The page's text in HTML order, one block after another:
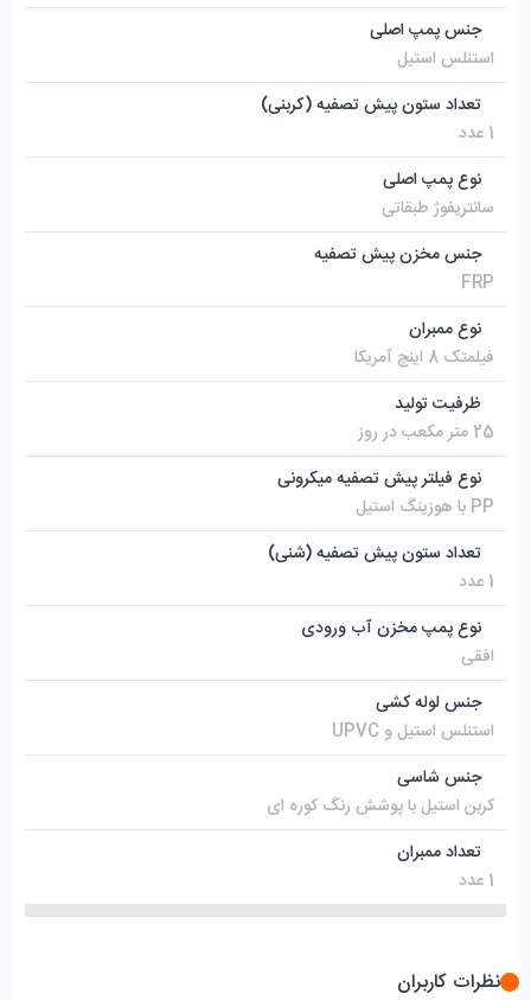
جنس پمپ اصلی
استنلس استیل
تعداد ستون پیش تصفیه (کربنی)
1 عدد
نوع پمپ اصلی
سانتریفوژ طبقاتی
جنس مخزن پیش تصفیه
FRP
نوع ممبران
فیلمتک 8 اینچ آمریکا
ظرفیت تولید
25 متر مکعب در روز
نوع فیلتر پیش تصفیه میکرونی
PP با هوزینگ استیل
تعداد ستون پیش تصفیه (شنی)
1 عدد
نوع پمپ مخزن آب ورودی
افقی
جنس لوله کشی
استنلس استیل و UPVC
جنس شاسی
کربن استیل با پوشش رنگ کوره ای
تعداد ممبران
1 عدد
نظرات کاربران